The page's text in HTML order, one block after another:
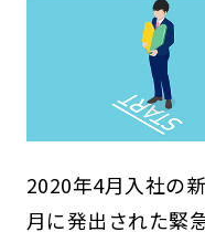
2020年4月入社の
月に発出された緊